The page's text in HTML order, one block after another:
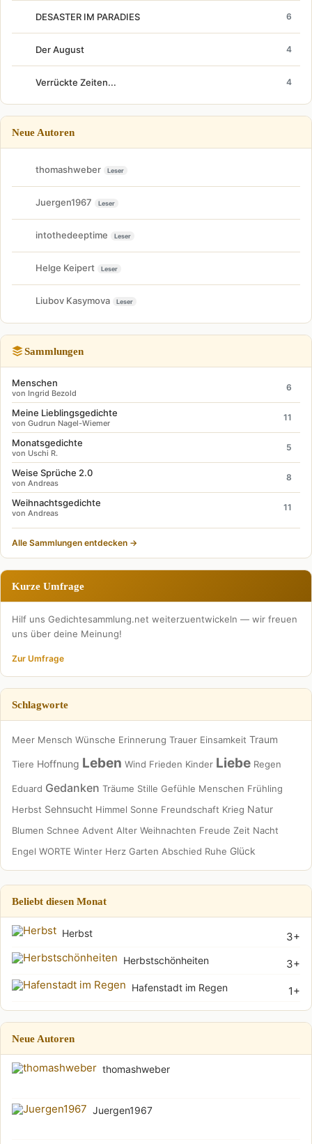
DESASTER IM PARADIES 6
Der August 4
Verrückte Zeiten... 4
Neue Autoren
thomashweber Leser
Juergen1967 Leser
intothedeeptime Leser
Helge Keipert Leser
Liubov Kasymova Leser
Sammlungen
Menschen
von Ingrid Bezold
6
Meine Lieblingsgedichte
von Gudrun Nagel-Wiemer
11
Monatsgedichte
von Uschi R.
5
Weise Sprüche 2.0
von Andreas
8
Weihnachtsgedichte
von Andreas
11
Alle Sammlungen entdecken →
Kurze Umfrage
Hilf uns Gedichtesammlung.net weiterzuentwickeln — wir freuen
uns über deine Meinung!
Zur Umfrage
Schlagworte
Meer Mensch Wünsche Erinnerung Trauer Einsamkeit Traum
Tiere Hoffnung Leben Wind Frieden Kinder Liebe Regen
Eduard Gedanken Träume Stille Gefühle Menschen Frühling
Herbst Sehnsucht Himmel Sonne Freundschaft Krieg Natur
Blumen Schnee Advent Alter Weihnachten Freude Zeit Nacht
Engel WORTE Winter Herz Garten Abschied Ruhe Glück
Beliebt diesen Monat
3+
Herbst
3+
Herbstschönheiten
1+
Hafenstadt im Regen
Neue Autoren
thomashweber
Juergen1967